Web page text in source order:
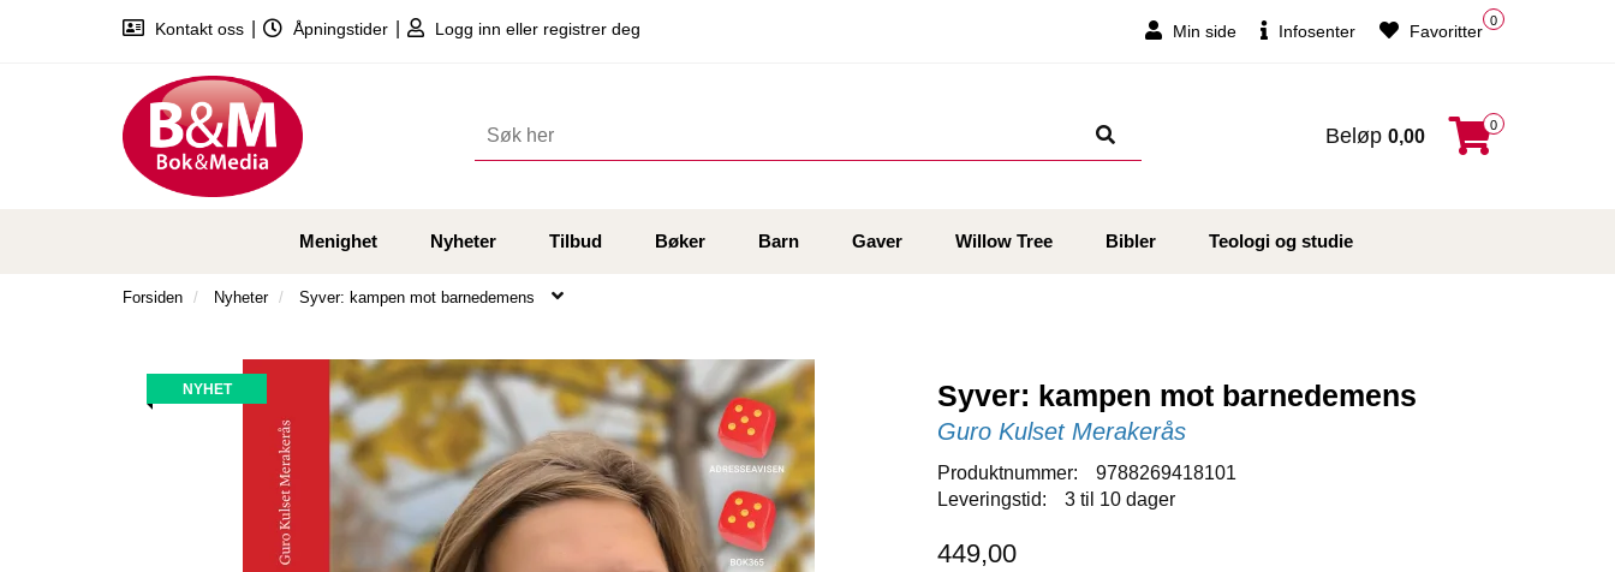
Kontakt oss Åpningstider Logg inn eller registrer deg Min side Infosenter
0
Favoritter
Beløp 0,00
0
Menighet Nyheter Tilbud Bøker Barn Gaver Willow Tree Bibler Teologi og studie
Forsiden Nyheter Syver: kampen mot barnedemens
NYHET Syver: kampen mot barnedemens
Guro Kulset Merakerås
Produktnummer:
9788269418101
Leveringstid:
3 til 10 dager
449,00